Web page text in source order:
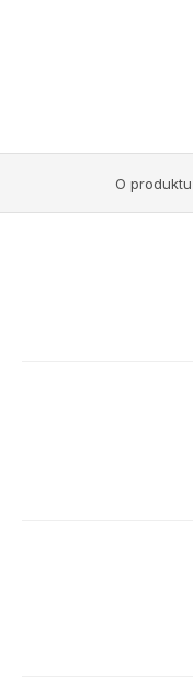
O produktu